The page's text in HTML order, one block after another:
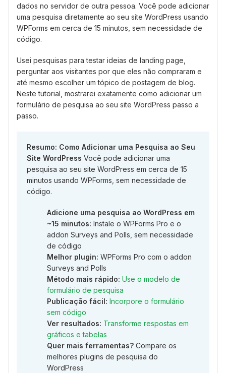
dados no servidor de outra pessoa. Você pode adicionar
uma pesquisa diretamente ao seu site WordPress usando
WPForms em cerca de 15 minutos, sem necessidade de
código.
Usei pesquisas para testar ideias de landing page,
perguntar aos visitantes por que eles não compraram e
até mesmo escolher um tópico de postagem de blog.
Neste tutorial, mostrarei exatamente como adicionar um
formulário de pesquisa ao seu site WordPress passo a
passo.
Resumo: Como Adicionar uma Pesquisa ao Seu
Site WordPress Você pode adicionar uma
pesquisa ao seu site WordPress em cerca de 15
minutos usando WPForms, sem necessidade de
código.
Adicione uma pesquisa ao WordPress em
~15 minutos: Instale o WPForms Pro e o
addon Surveys and Polls, sem necessidade
de código
Melhor plugin: WPForms Pro com o addon
Surveys and Polls
Método mais rápido: Use o modelo de
formulário de pesquisa
Publicação fácil: Incorpore o formulário
sem código
Ver resultados: Transforme respostas em
gráficos e tabelas
Quer mais ferramentas? Compare os
melhores plugins de pesquisa do
WordPress